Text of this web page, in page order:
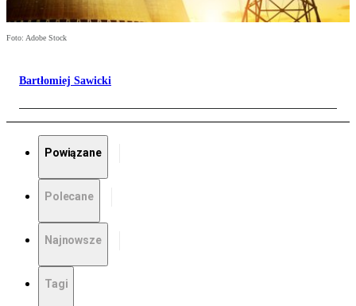
Foto: Adobe Stock
Bartłomiej Sawicki
Powiązane
Polecane
Najnowsze
Tagi